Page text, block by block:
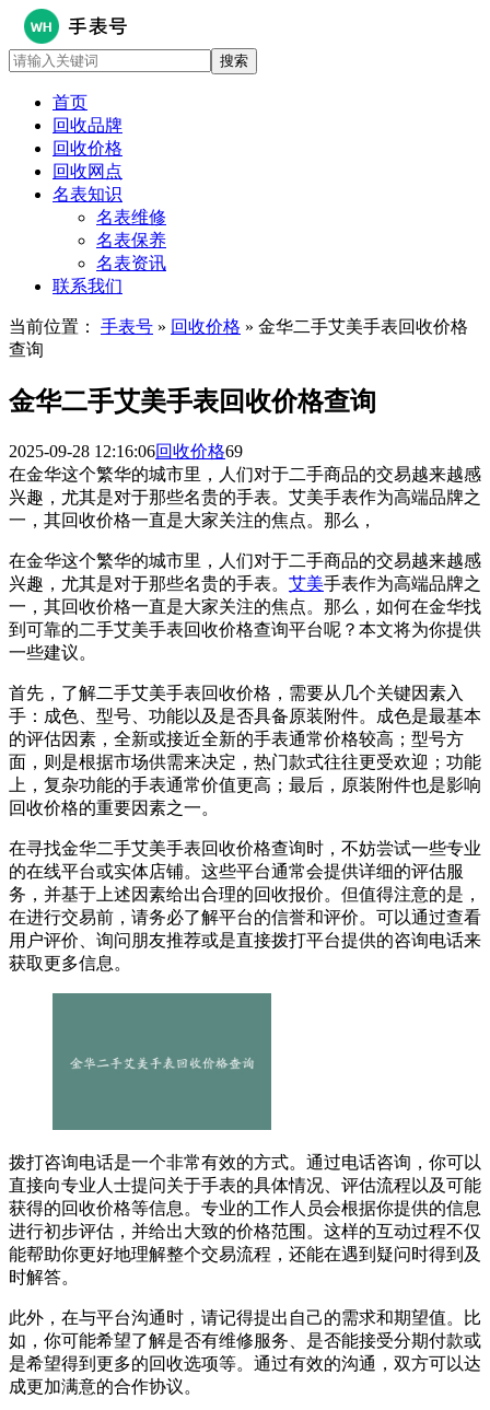
首页
回收品牌
回收价格
回收网点
名表知识
名表维修
名表保养
名表资讯
联系我们
当前位置： 手表号 » 回收价格 » 金华二手艾美手表回收价格
查询
金华二手艾美手表回收价格查询
2025-09-28 12:16:06回收价格69
在金华这个繁华的城市里，人们对于二手商品的交易越来越感
兴趣，尤其是对于那些名贵的手表。艾美手表作为高端品牌之
一，其回收价格一直是大家关注的焦点。那么，
在金华这个繁华的城市里，人们对于二手商品的交易越来越感
兴趣，尤其是对于那些名贵的手表。 艾美手表作为高端品牌之
一，其回收价格一直是大家关注的焦点。那么，如何在金华找
到可靠的二手艾美手表回收价格查询平台呢？本文将为你提供
一些建议。
首先，了解二手艾美手表回收价格，需要从几个关键因素入
手：成色、型号、功能以及是否具备原装附件。成色是最基本
的评估因素，全新或接近全新的手表通常价格较高；型号方
面，则是根据市场供需来决定，热门款式往往更受欢迎；功能
上，复杂功能的手表通常价值更高；最后，原装附件也是影响
回收价格的重要因素之一。
在寻找金华二手艾美手表回收价格查询时，不妨尝试一些专业
的在线平台或实体店铺。这些平台通常会提供详细的评估服
务，并基于上述因素给出合理的回收报价。但值得注意的是，
在进行交易前，请务必了解平台的信誉和评价。可以通过查看
用户评价、询问朋友推荐或是直接拨打平台提供的咨询电话来
获取更多信息。
拨打咨询电话是一个非常有效的方式。通过电话咨询，你可以
直接向专业人士提问关于手表的具体情况、评估流程以及可能
获得的回收价格等信息。专业的工作人员会根据你提供的信息
进行初步评估，并给出大致的价格范围。这样的互动过程不仅
能帮助你更好地理解整个交易流程，还能在遇到疑问时得到及
时解答。
此外，在与平台沟通时，请记得提出自己的需求和期望值。比
如，你可能希望了解是否有维修服务、是否能接受分期付款或
是希望得到更多的回收选项等。通过有效的沟通，双方可以达
成更加满意的合作协议。